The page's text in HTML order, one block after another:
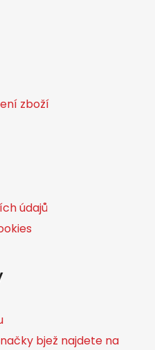
zboží
údajů
bjež najdete na